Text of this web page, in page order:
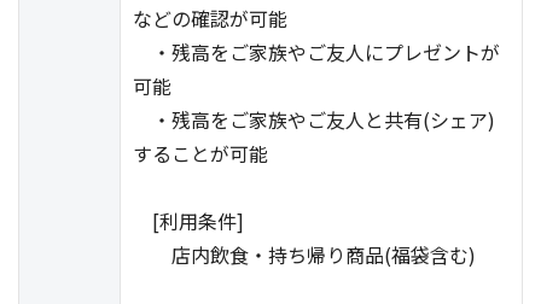
などの確認が可能
・残高をご家族やご友人にプレゼントが
可能
・残高をご家族やご友人と共有(シェア)
することが可能
[利用条件]
店内飲食・持ち帰り商品(福袋含む)